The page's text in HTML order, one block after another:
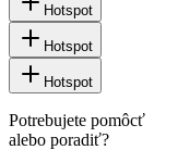
Hotspot
Hotspot
Hotspot
Potrebujete pomôcť
alebo poradiť?